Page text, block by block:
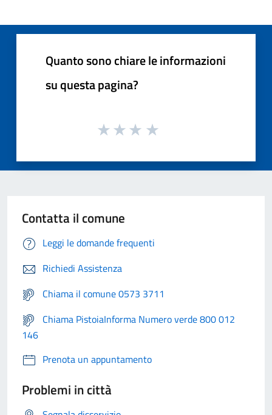
Quanto sono chiare le informazioni
su questa pagina?
Contatta il comune
Leggi le domande frequenti
Richiedi Assistenza
Chiama il comune 0573 3711
Chiama PistoiaInforma Numero verde 800 012
146
Prenota un appuntamento
Problemi in città